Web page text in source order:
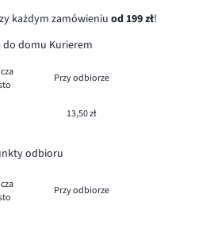
każdym zamówieniu od 199 zł!
do domu Kurierem
Przy odbiorze
13,50 zł
odbioru
Przy odbiorze